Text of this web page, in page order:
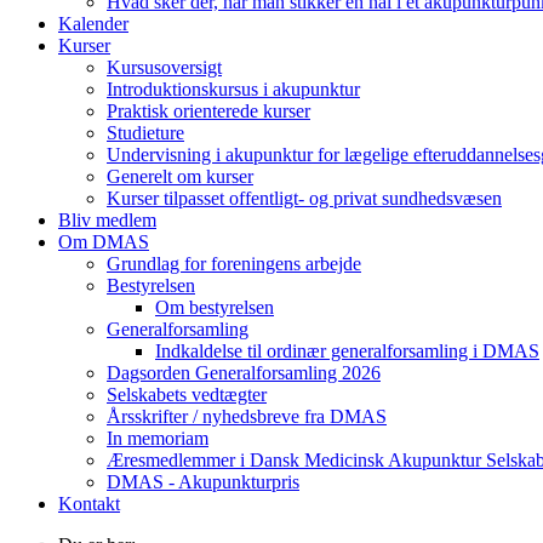
Kalender
Kurser
Kursusoversigt
Introduktionskursus i akupunktur
Praktisk orienterede kurser
Studieture
Undervisning i akupunktur for lægelige
Generelt om kurser
Kurser tilpasset offentligt- og privat sundhedsvæsen
Bliv medlem
Om DMAS
Grundlag for foreningens arbejde
Bestyrelsen
Om bestyrelsen
Generalforsamling
Indkaldelse til ordinær generalforsamling i DMAS
Dagsorden Generalforsamling 2026
Selskabets vedtægter
Årsskrifter / nyhedsbreve fra DMAS
In memoriam
Æresmedlemmer i Dansk Medicinsk Akupunktur
DMAS - Akupunkturpris
Kontakt